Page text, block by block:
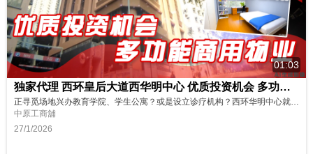
01:03
独家代理 西环皇后大道西华明中心 优质投资机会 多功能商用物业
中原工商舖
27/1/2026